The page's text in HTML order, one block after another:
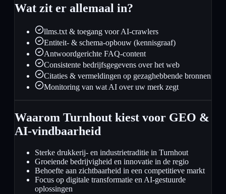
Wat zit er allemaal in?
llms.txt & toegang voor AI-crawlers
Entiteit- & schema-opbouw (kennisgraaf)
Antwoordgerichte FAQ-content
Consistente bedrijfsgegevens over het web
Citaties & vermeldingen op gezaghebbende bronnen
Monitoring van wat AI over uw merk zegt
Waarom Turnhout kiest voor GEO &
AI-vindbaarheid
Sterke drukkerij- en industrietraditie in Turnhout
Groeiende bedrijvigheid en innovatie in de regio
Behoefte aan zichtbaarheid in een competitieve markt
Focus op digitale transformatie en AI-gestuurde
oplossingen